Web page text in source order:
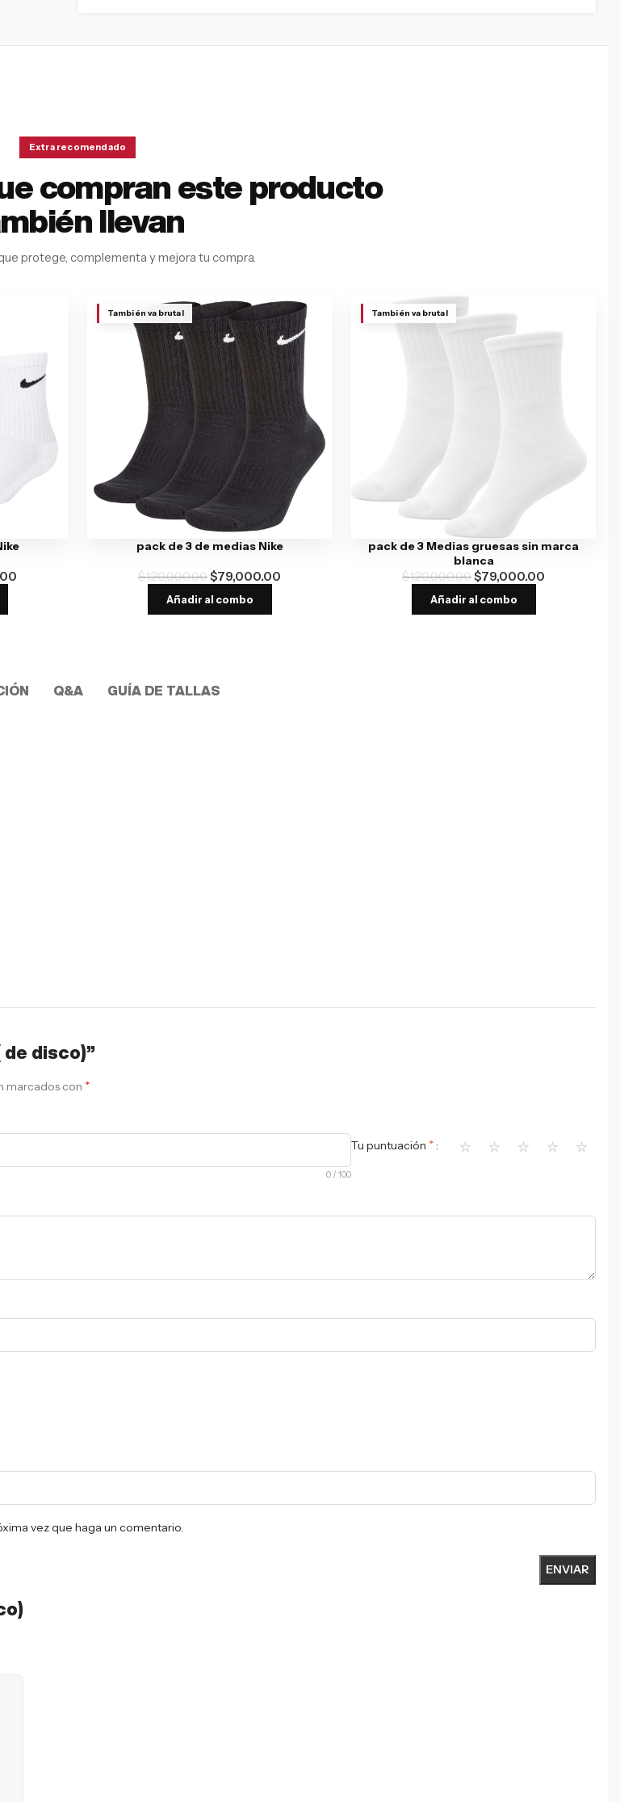
Extra recomendado
compran este producto
llevan
protege, complementa y mejora tu compra.
También va brutal
pack de 3 de medias Nike
$120,000.00$79,000.00
Añadir al combo
También va brutal
pack de 3 Medias gruesas sin marca
blanca
$120,000.00$79,000.00
Añadir al combo
Q&A GUÍA DE TALLAS
disco)”
marcados con *
0 / 100
Tu puntuación * ⭐ ⭐ ⭐ ⭐ ⭐
vez que haga un comentario.